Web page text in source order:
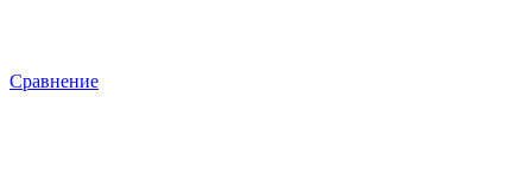
Сравнение